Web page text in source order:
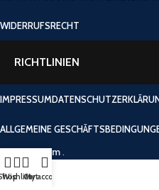
WIDERRUFSRECHT
RICHTLINIEN
IMPRESSUM
ALLGEMEINE
Del Imperium.
WishlistCart
My account